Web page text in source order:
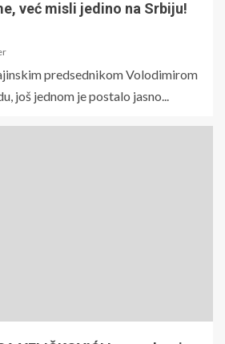
već misli jedino na Srbiju!
predsednikom Volodimirom
još jednom je postalo jasno...